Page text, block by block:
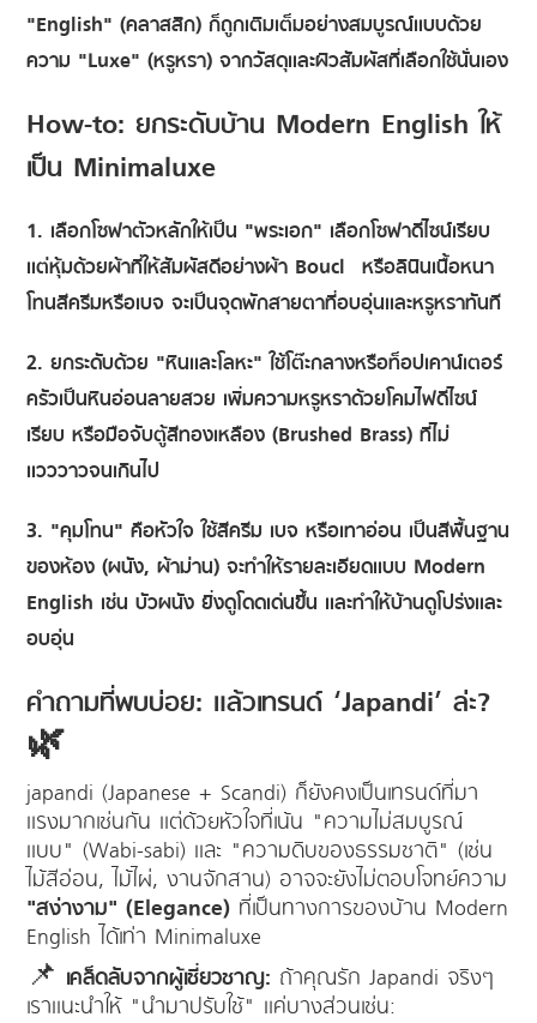
"English" (คลาสสิก) ก็ถูกเติมเต็มอย่างสมบูรณ์แบบด้วย
ความ "Luxe" (หรูหรา) จากวัสดุและผิวสัมผัสที่เลือกใช้นั่นเอง
How-to: ยกระดับบ้าน Modern English ให้
เป็น Minimaluxe
1. เลือกโซฟาตัวหลักให้เป็น "พระเอก" เลือกโซฟาดีไซน์เรียบ
แต่หุ้มด้วยผ้าที่ให้สัมผัสดีอย่างผ้า Bouclé หรือลินินเนื้อหนา
โทนสีครีมหรือเบจ จะเป็นจุดพักสายตาที่อบอุ่นและหรูหราทันที
2. ยกระดับด้วย "หินและโลหะ" ใช้โต๊ะกลางหรือท็อปเคาน์เตอร์
ครัวเป็นหินอ่อนลายสวย เพิ่มความหรูหราด้วยโคมไฟดีไซน์
เรียบ หรือมือจับตู้สีทองเหลือง (Brushed Brass) ที่ไม่
แวววาวจนเกินไป
3. "คุมโทน" คือหัวใจ ใช้สีครีม เบจ หรือเทาอ่อน เป็นสีพื้นฐาน
ของห้อง (ผนัง, ผ้าม่าน) จะทำให้รายละเอียดแบบ Modern
English เช่น บัวผนัง ยิ่งดูโดดเด่นขึ้น และทำให้บ้านดูโปร่งและ
อบอุ่น
คำถามที่พบบ่อย: แล้วเทรนด์ ‘Japandi’ ล่ะ?
🌿
japandi (Japanese + Scandi) ก็ยังคงเป็นเทรนด์ที่มา
แรงมากเช่นกัน แต่ด้วยหัวใจที่เน้น "ความไม่สมบูรณ์
แบบ" (Wabi-sabi) และ "ความดิบของธรรมชาติ" (เช่น
ไม้สีอ่อน, ไม้ไผ่, งานจักสาน) อาจจะยังไม่ตอบโจทย์ความ
"สง่างาม" (Elegance) ที่เป็นทางการของบ้าน Modern
English ได้เท่า Minimaluxe
📌 เคล็ดลับจากผู้เชี่ยวชาญ: ถ้าคุณรัก Japandi จริงๆ
เราแนะนำให้ "นำมาปรับใช้" แค่บางส่วนเช่น: